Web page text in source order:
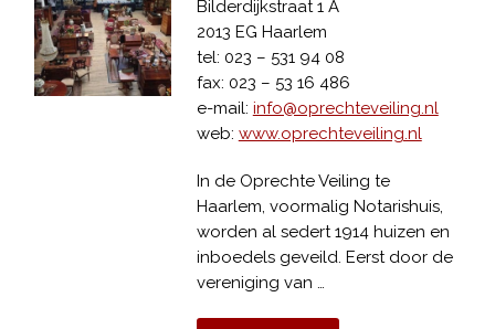
Bilderdijkstraat 1 A
2013 EG Haarlem
tel: 023 – 531 94 08
fax: 023 – 53 16 486
e-mail: info@oprechteveiling.nl
web: www.oprechteveiling.nl
In de Oprechte Veiling te
Haarlem, voormalig Notarishuis,
worden al sedert 1914 huizen en
inboedels geveild. Eerst door de
vereniging van …